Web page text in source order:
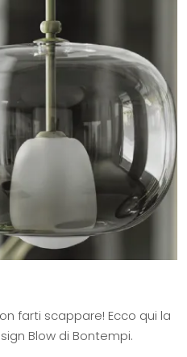
farti scappare! Ecco qui la
Blow di Bontempi.